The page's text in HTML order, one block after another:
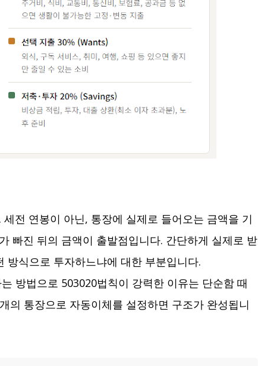
전 연봉이 아닌, 통장에 실제로 들어오는 금액을 기
빠진 뒤의 금액이 출발점입니다. 간단하게 실제로 받
방식으로 투자하느냐에 대한 부분입니다.
방법으로 503020법칙이 강력한 이유는 단순함 때
의 통장으로 자동이체를 설정하면 구조가 완성됩니